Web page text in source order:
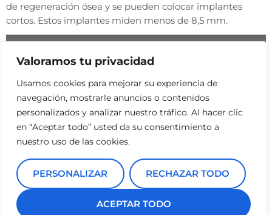
Valoramos tu privacidad
Usamos cookies para mejorar su experiencia de
navegación, mostrarle anuncios o contenidos
personalizados y analizar nuestro tráfico. Al hacer clic
en “Aceptar todo” usted da su consentimiento a
nuestro uso de las cookies.
PERSONALIZAR RECHAZAR TODO
ACEPTAR TODO
de regeneración ósea y se pueden colocar implantes
cortos. Estos implantes miden menos de 8,5 mm.